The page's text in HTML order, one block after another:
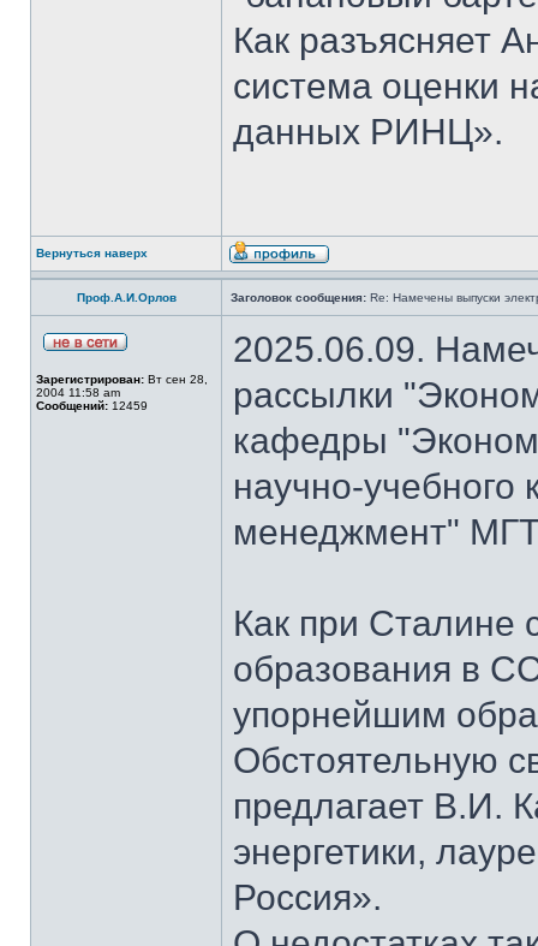
Как разъясняет
система оценки
данных РИНЦ».
Вернуться наверх
Проф.А.И.Орлов Заголовок сообщения: Re: Намечены выпуски
Зарегистрирован: Вт сен 28,
2004 11:58 am
Сообщений: 12459
2025.06.09.
рассылки
кафедры
научно-
менеджмент"
Как при Сталине
образования в
упорнейшим
Обстоятельную
предлагает В.И.
энергетики,
Россия».